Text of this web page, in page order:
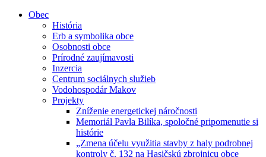
Obec
História
Erb a symbolika obce
Osobnosti obce
Prírodné zaujímavosti
Inzercia
Centrum sociálnych služieb
Vodohospodár Makov
Projekty
Zníženie energetickej náročnosti
Memoriál Pavla Bilíka, spoločné pripomenutie si
histórie
„Zmena účelu využitia stavby z haly podrobnej
kontroly č. 132 na Hasičskú zbrojnicu obce